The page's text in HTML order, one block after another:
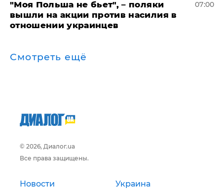
"Моя Польша не бьет", – поляки
вышли на акции против насилия в
отношении украинцев
07:00
Смотреть ещё
© 2026, Диалог.ua
Все права защищены.
Новости Украина